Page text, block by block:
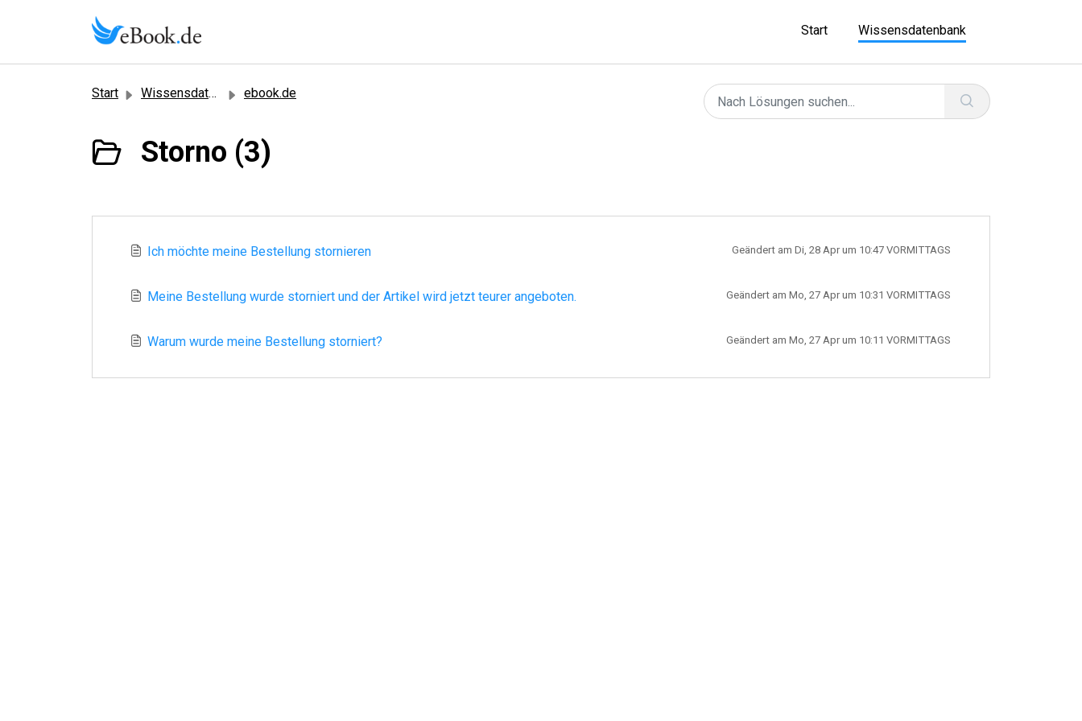
Start
Wissensdatenbank
Start Wissensdatenbank ebook.de
Storno (3)
Ich möchte meine Bestellung stornieren Geändert am Di, 28 Apr um 10:47 VORMITTAGS
Meine Bestellung wurde storniert und der Artikel wird jetzt teurer angeboten. Geändert am Mo, 27 Apr um 10:31 VORMITTAGS
Warum wurde meine Bestellung storniert? Geändert am Mo, 27 Apr um 10:11 VORMITTAGS